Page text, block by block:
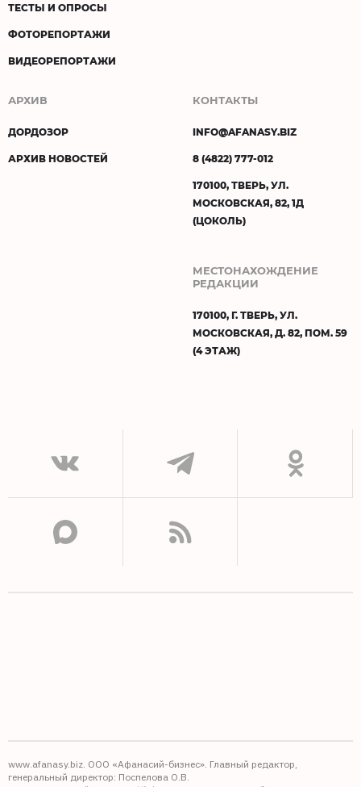
ТЕСТЫ И ОПРОСЫ
ФОТОРЕПОРТАЖИ
ВИДЕОРЕПОРТАЖИ
АРХИВ
ДОРДОЗОР
АРХИВ НОВОСТЕЙ
КОНТАКТЫ
INFO@AFANASY.BIZ
8 (4822) 777-012
170100, ТВЕРЬ, УЛ.
МОСКОВСКАЯ, 82, 1Д
(ЦОКОЛЬ)
МЕСТОНАХОЖДЕНИЕ
РЕДАКЦИИ
170100, Г. ТВЕРЬ, УЛ.
МОСКОВСКАЯ, Д. 82, ПОМ. 59
(4 ЭТАЖ)
www.afanasy.biz. ООО «Афанасий-бизнес». Главный редактор,
генеральный директор: Поспелова О.В.